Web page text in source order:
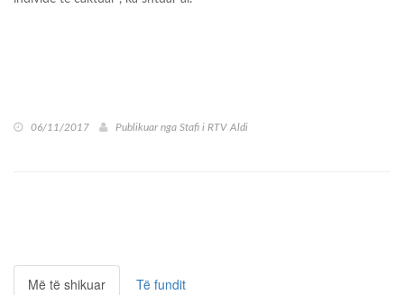
06/11/2017 Publikuar nga Stafi i RTV Aldi
Më të shikuar Të fundit